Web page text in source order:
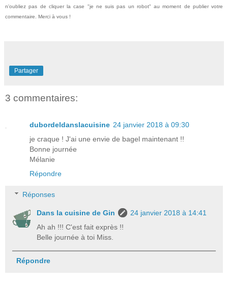
n'oubliez pas de cliquer la case "je ne suis pas un robot" au moment de publier votre
commentaire. Merci à vous !
Partager
3 commentaires:
dubordeldanslacuisine 24 janvier 2018 à 09:30
je craque ! J'ai une envie de bagel maintenant !!
Bonne journée
Mélanie
Répondre
Réponses
Dans la cuisine de Gin
24 janvier 2018 à 14:41
Ah ah !!! C'est fait exprès !!
Belle journée à toi Miss.
Répondre